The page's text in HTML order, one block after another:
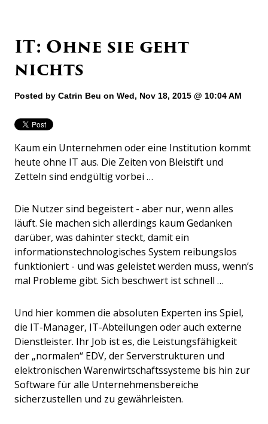
IT: Ohne sie geht
nichts
Posted by Catrin Beu on Wed, Nov 18, 2015 @ 10:04 AM
Kaum ein Unternehmen oder eine Institution kommt
heute ohne IT aus. Die Zeiten von Bleistift und
Zetteln sind endgültig vorbei …
Die Nutzer sind begeistert - aber nur, wenn alles
läuft. Sie machen sich allerdings kaum Gedanken
darüber, was dahinter steckt, damit ein
informationstechnologisches System reibungslos
funktioniert - und was geleistet werden muss, wenn’s
mal Probleme gibt. Sich beschwert ist schnell …
Und hier kommen die absoluten Experten ins Spiel,
die IT-Manager, IT-Abteilungen oder auch externe
Dienstleister. Ihr Job ist es, die Leistungsfähigkeit
der „normalen“ EDV, der Serverstrukturen und
elektronischen Warenwirtschaftssysteme bis hin zur
Software für alle Unternehmensbereiche
sicherzustellen und zu gewährleisten.